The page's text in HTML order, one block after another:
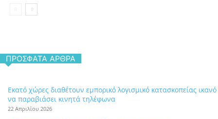
ΠΡΌΣΦΑΤΑ ΆΡΘΡΑ
Εκατό χώρες διαθέτουν εμπορικό λογισμικό κατασκοπείας ικανό
να παραβιάσει κινητά τηλέφωνα
22 Απριλίου 2026